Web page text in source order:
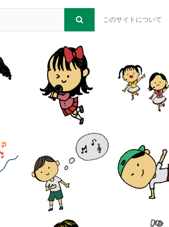
このサイトについて